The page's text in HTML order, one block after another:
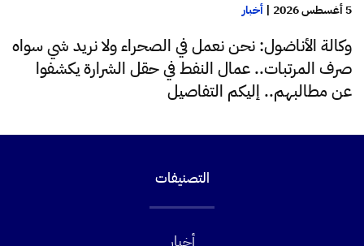
5 أغسطس 2026 | أخبار
وكالة الأناضول: نحن نعمل في الصحراء ولا نريد شي سواه
صرف المرتبات.. عمال النفط في حقل الشرارة يكشفوا
عن مطالبهم.. إليكم التفاصيل
التصنيفات
أخبار